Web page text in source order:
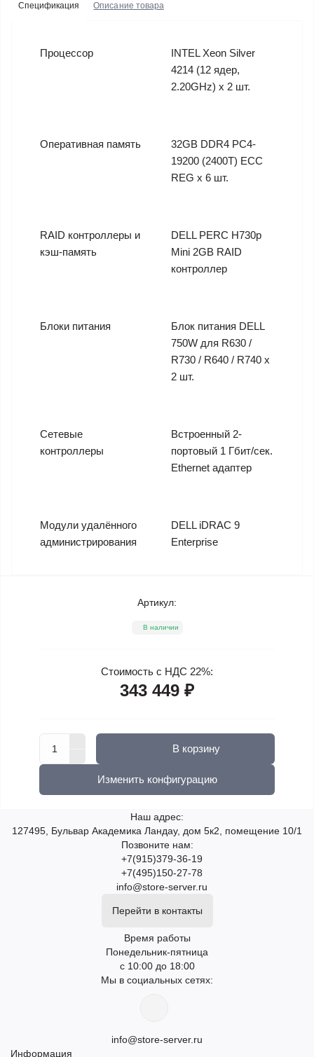
Спецификация Описание товара
Процессор
INTEL Xeon Silver
4214 (12 ядер,
2.20GHz) x 2 шт.
Оперативная память
32GB DDR4 PC4-
19200 (2400T) ECC
REG x 6 шт.
RAID контроллеры и
кэш-память
DELL PERC H730p
Mini 2GB RAID
контроллер
Блоки питания
Блок питания DELL
750W для R630 /
R730 / R640 / R740 x
2 шт.
Сетевые
контроллеры
Встроенный 2-
портовый 1 Гбит/сек.
Ethernet адаптер
Модули удалённого
администрирования
DELL iDRAC 9
Enterprise
Артикул:
В наличии
Стоимость с НДС 22%:
343 449 ₽
В корзину
Изменить конфигурацию
Наш адрес:
127495, Бульвар Академика Ландау, дом 5к2, помещение 10/1
Позвоните нам:
+7(915)379-36-19
+7(495)150-27-78
info@store-server.ru
Перейти в контакты
Время работы
Понедельник-пятница
с 10:00 до 18:00
Мы в социальных сетях:
info@store-server.ru
Информация